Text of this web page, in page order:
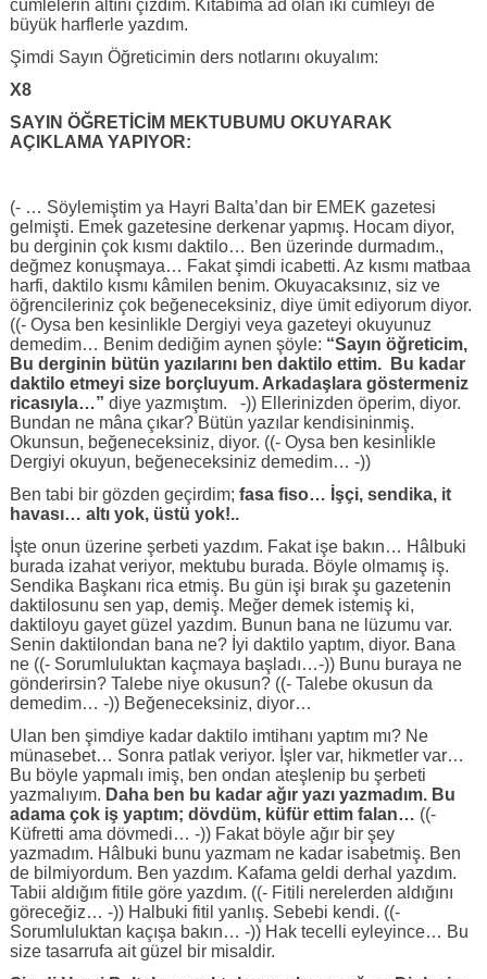
cümlelerin altını çizdim. Kitabıma ad olan iki cümleyi de
büyük harflerle yazdım.
Şimdi Sayın Öğreticimin ders notlarını okuyalım:
X8
SAYIN ÖĞRETİCİM MEKTUBUMU OKUYARAK
AÇIKLAMA YAPIYOR:
(- … Söylemiştim ya Hayri Balta’dan bir EMEK gazetesi
gelmişti. Emek gazetesine derkenar yapmış. Hocam diyor,
bu derginin çok kısmı daktilo… Ben üzerinde durmadım.,
değmez konuşmaya… Fakat şimdi icabetti. Az kısmı matbaa
harfi, daktilo kısmı kâmilen benim. Okuyacaksınız, siz ve
öğrencileriniz çok beğeneceksiniz, diye ümit ediyorum diyor.
((- Oysa ben kesinlikle Dergiyi veya gazeteyi okuyunuz
demedim… Benim dediğim aynen şöyle: “Sayın öğreticim,
Bu derginin bütün yazılarını ben daktilo ettim. Bu kadar
daktilo etmeyi size borçluyum. Arkadaşlara göstermeniz
ricasıyla…” diye yazmıştım. -)) Ellerinizden öperim, diyor.
Bundan ne mâna çıkar? Bütün yazılar kendisininmiş.
Okunsun, beğeneceksiniz, diyor. ((- Oysa ben kesinlikle
Dergiyi okuyun, beğeneceksiniz demedim… -))
Ben tabi bir gözden geçirdim; fasa fiso… İşçi, sendika, it
havası… altı yok, üstü yok!..
İşte onun üzerine şerbeti yazdım. Fakat işe bakın… Hâlbuki
burada izahat veriyor, mektubu burada. Böyle olmamış iş.
Sendika Başkanı rica etmiş. Bu gün işi bırak şu gazetenin
daktilosunu sen yap, demiş. Meğer demek istemiş ki,
daktiloyu gayet güzel yazdım. Bunun bana ne lüzumu var.
Senin daktilondan bana ne? İyi daktilo yaptım, diyor. Bana
ne ((- Sorumluluktan kaçmaya başladı…-)) Bunu buraya ne
gönderirsin? Talebe niye okusun? ((- Talebe okusun da
demedim… -)) Beğeneceksiniz, diyor…
Ulan ben şimdiye kadar daktilo imtihanı yaptım mı? Ne
münasebet… Sonra patlak veriyor. İşler var, hikmetler var…
Bu böyle yapmalı imiş, ben ondan ateşlenip bu şerbeti
yazmalıyım. Daha ben bu kadar ağır yazı yazmadım. Bu
adama çok iş yaptım; dövdüm, küfür ettim falan… ((-
Küfretti ama dövmedi… -)) Fakat böyle ağır bir şey
yazmadım. Hâlbuki bunu yazmam ne kadar isabetmiş. Ben
de bilmiyordum. Ben yazdım. Kafama geldi derhal yazdım.
Tabii aldığım fitile göre yazdım. ((- Fitili nerelerden aldığını
göreceğiz… -)) Halbuki fitil yanlış. Sebebi kendi. ((-
Sorumluluktan kaçışa bakın… -)) Hak tecelli eyleyince… Bu
size tasarrufa ait güzel bir misaldir.